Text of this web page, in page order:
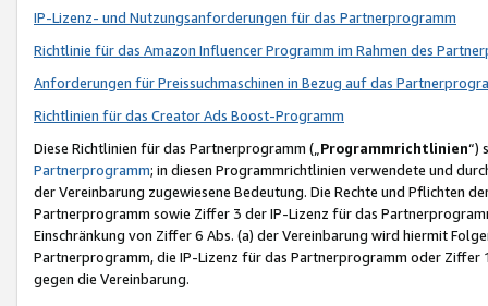
IP-Lizenz- und Nutzungsanforderungen für das Partnerprogramm
Richtlinie für das Amazon Influencer Programm im Rahmen des
Anforderungen für Preissuchmaschinen in Bezug auf das
Richtlinien für das Creator Ads Boost-Programm
Diese Richtlinien für das Partnerprogramm („Programmrichtlinien“)
Partnerprogramm; in diesen Programmrichtlinien verwendete und
der Vereinbarung zugewiesene Bedeutung. Die Rechte und Pflichten
Partnerprogramm sowie Ziffer 3 der IP-Lizenz für das
Einschränkung von Ziffer 6 Abs. (a) der Vereinbarung wird hiermit
Partnerprogramm, die IP-Lizenz für das Partnerprogramm oder
gegen die Vereinbarung.